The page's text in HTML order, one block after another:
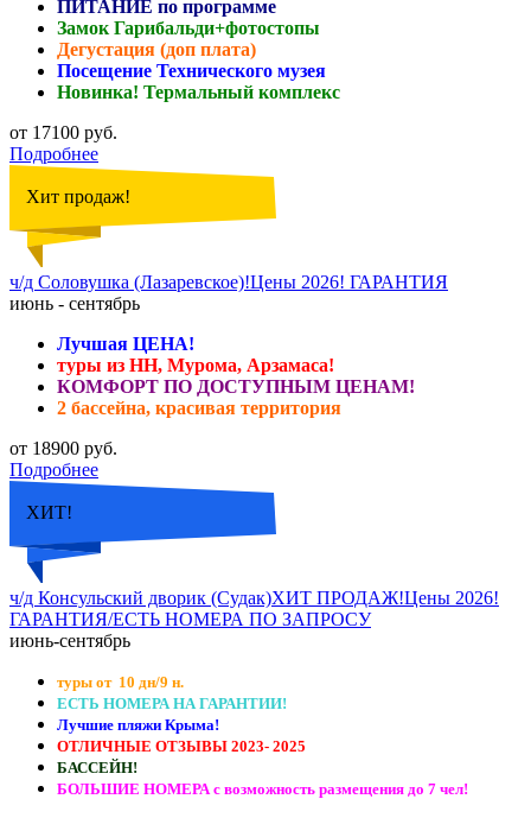
ПИТАНИЕ по программе
Замок Гарибальди+фотостопы
Дегустация (доп плата)
Посещение Технического музея
Новинка! Термальный комплекс
от 17100 руб.
Подробнее
Хит продаж!
ч/д Соловушка (Лазаревское)!Цены 2026! ГАРАНТИЯ
июнь - сентябрь
Лучшая ЦЕНА!
туры из НН, Мурома, Арзамаса!
КОМФОРТ ПО ДОСТУПНЫМ ЦЕНАМ!
2 бассейна, красивая территория
от 18900 руб.
Подробнее
ХИТ!
ч/д Консульский дворик (Судак)ХИТ ПРОДАЖ!Цены 2026!
ГАРАНТИЯ/ЕСТЬ НОМЕРА ПО ЗАПРОСУ
июнь-сентябрь
туры от 10 дн/9 н.
ЕСТЬ НОМЕРА НА ГАРАНТИИ!
Лучшие пляжи Крыма!
ОТЛИЧНЫЕ ОТЗЫВЫ 2023- 2025
БАССЕЙН!
БОЛЬШИЕ НОМЕРА с возможность размещения до 7 чел!